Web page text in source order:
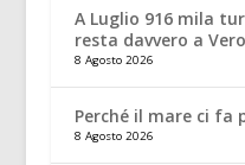
A Luglio 916 mila
resta davvero a
8 Agosto 2026
Perché il mare ci fa
8 Agosto 2026